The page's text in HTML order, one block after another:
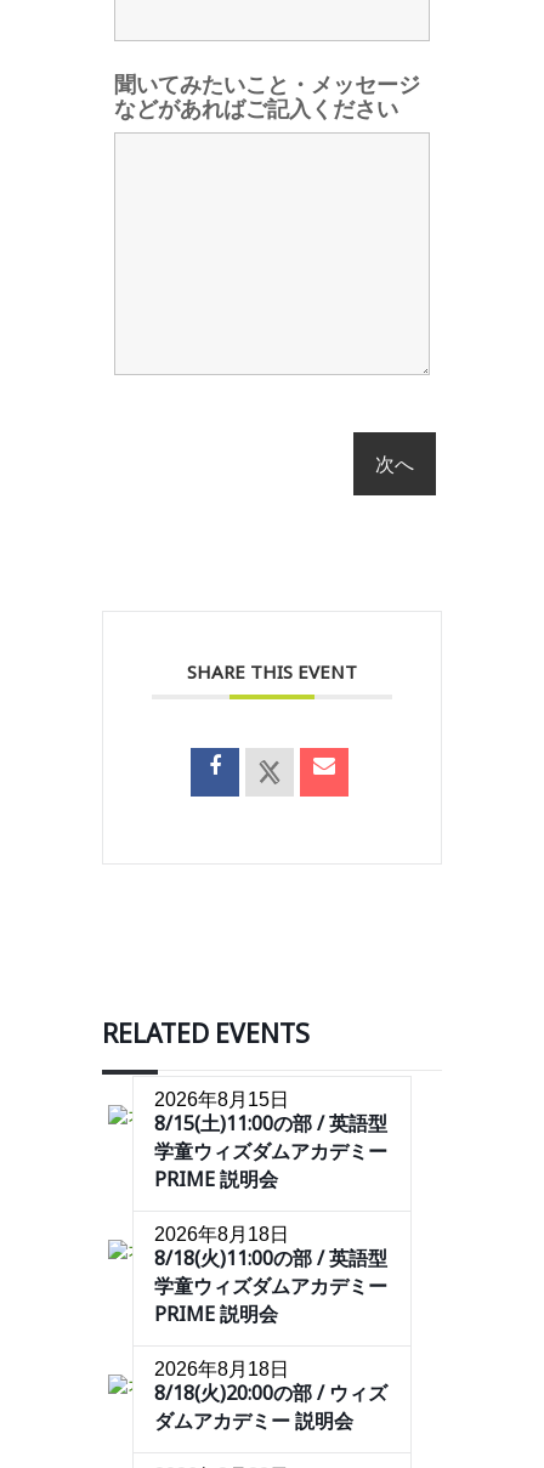
聞いてみたいこと・メッセージ
などがあればご記入ください
SHARE THIS EVENT
RELATED EVENTS
2026年8月15日
8/15(土)11:00の部 / 英語型
学童ウィズダムアカデミー
PRIME 説明会
2026年8月18日
8/18(火)11:00の部 / 英語型
学童ウィズダムアカデミー
PRIME 説明会
2026年8月18日
8/18(火)20:00の部 / ウィズ
ダムアカデミー 説明会